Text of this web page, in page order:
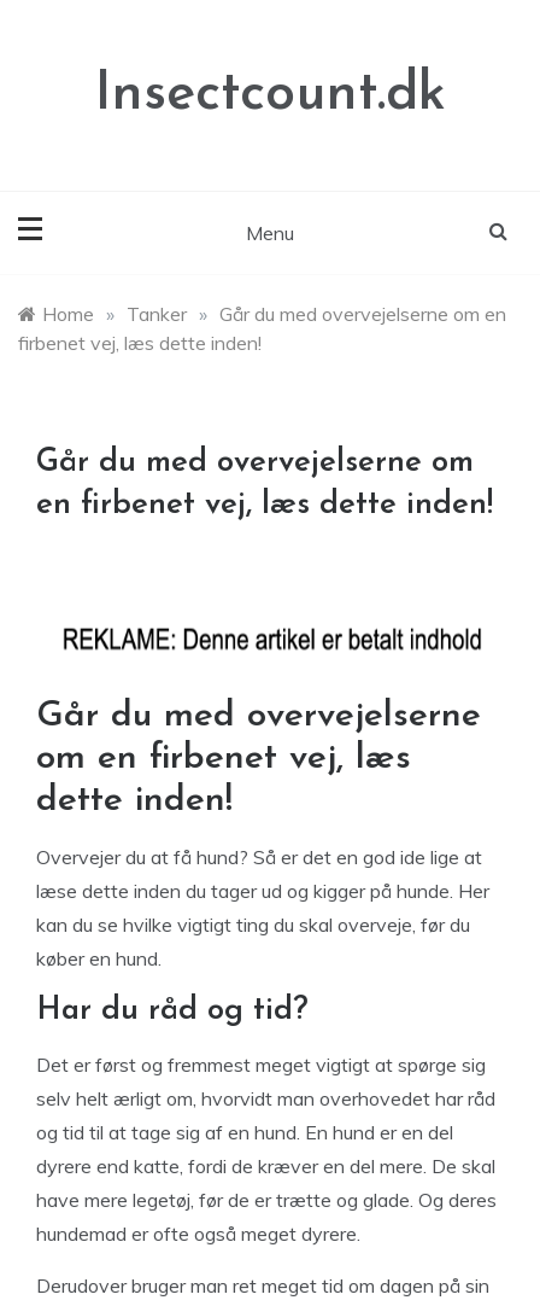
Insectcount.dk
Menu
Home » Tanker » Går du med overvejelserne om en
firbenet vej, læs dette inden!
Går du med overvejelserne om
en firbenet vej, læs dette inden!
Går du med overvejelserne
om en firbenet vej, læs
dette inden!
Overvejer du at få hund? Så er det en god ide lige at
læse dette inden du tager ud og kigger på hunde. Her
kan du se hvilke vigtigt ting du skal overveje, før du
køber en hund.
Har du råd og tid?
Det er først og fremmest meget vigtigt at spørge sig
selv helt ærligt om, hvorvidt man overhovedet har råd
og tid til at tage sig af en hund. En hund er en del
dyrere end katte, fordi de kræver en del mere. De skal
have mere legetøj, før de er trætte og glade. Og deres
hundemad er ofte også meget dyrere.
Derudover bruger man ret meget tid om dagen på sin